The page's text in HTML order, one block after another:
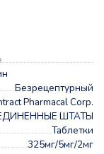
Безрецептурный
Pharmacal Corp.
ШТАТЫ
Таблетки
325мг/5мг/2мг